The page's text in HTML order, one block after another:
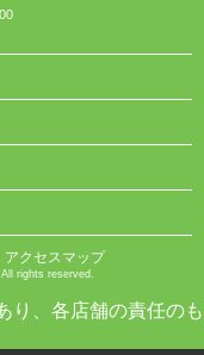
アクセスマップ
rights reserved.
り、各店舗の責任のも